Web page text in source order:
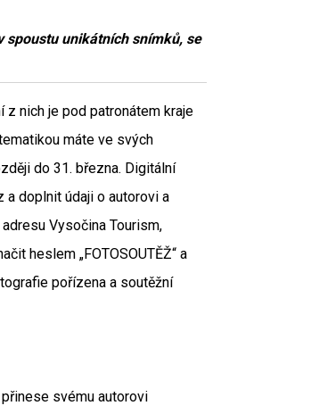
spoustu unikátních snímků, se
nich je pod patronátem kraje
máte ve svých
do 31. března. Digitální
doplnit údaji o autorovi a
Vysočina Tourism,
heslem „FOTOSOUTĚŽ“ a
pořízena a soutěžní
svému autorovi